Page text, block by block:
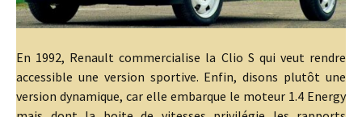
En 1992, Renault commercialise la Clio S qui veut rendre
accessible une version sportive. Enfin, disons plutôt une
version dynamique, car elle embarque le moteur 1.4 Energy